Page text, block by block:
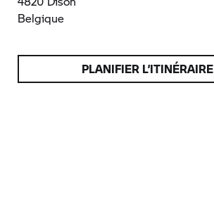
Belgique
PLANIFIER L’ITINÉRAIRE